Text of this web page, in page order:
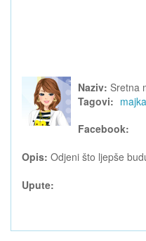
Naziv: Sretna
Tagovi: majka
Facebook:
Opis: Odjeni što ljepše
Upute: